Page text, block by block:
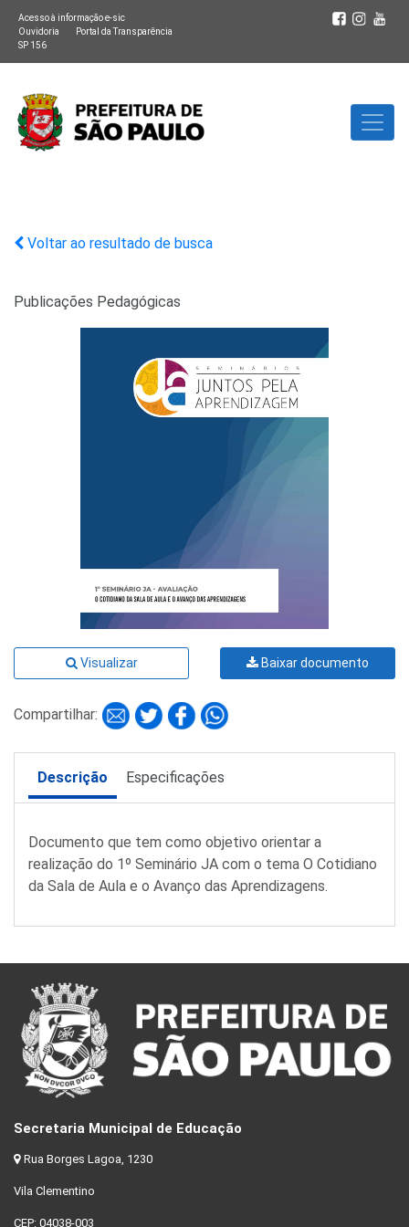
Acesso à informação e-sic
Ouvidoria
Portal da Transparência
SP 156
Voltar ao resultado de busca
Publicações Pedagógicas
Visualizar Baixar documento
Compartilhar:
Descrição Especificações
Documento que tem como objetivo orientar a
realização do 1º Seminário JA com o tema O Cotidiano
da Sala de Aula e o Avanço das Aprendizagens.
Secretaria Municipal de Educação
Rua Borges Lagoa, 1230
Vila Clementino
CEP: 04038-003